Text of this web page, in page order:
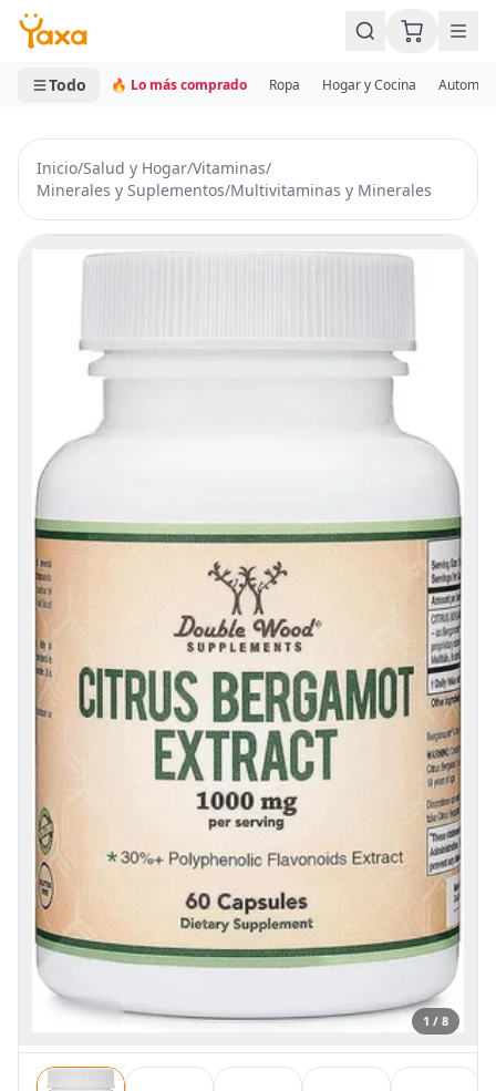
MINI CARRITO
0 productos
Todo 🔥 Lo más comprado Ropa Hogar y Cocina
Inicio/Salud y Hogar/Vitaminas/
Minerales y Suplementos/Multivitaminas y Minerales
1 / 8